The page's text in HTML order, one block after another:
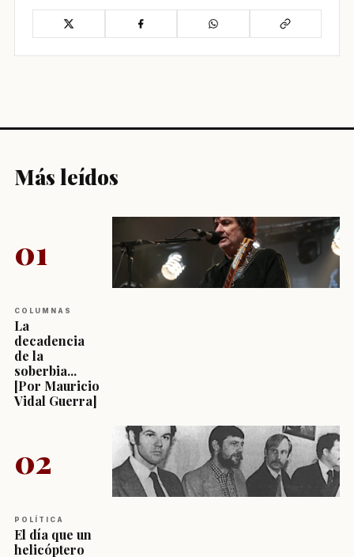
Más leídos
01
COLUMNAS
La
decadencia
de la
soberbia...
[Por Mauricio
Vidal Guerra]
02
POLÍTICA
El día que un
helicóptero